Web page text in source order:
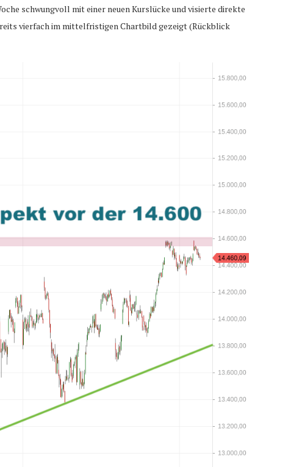
schwungvoll mit einer neuen Kurslücke und visierte direkte
vierfach im mittelfristigen Chartbild gezeigt (Rückblick